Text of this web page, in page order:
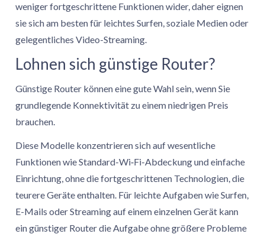
weniger fortgeschrittene Funktionen wider, daher eignen
sie sich am besten für leichtes Surfen, soziale Medien oder
gelegentliches Video-Streaming.
Lohnen sich günstige Router?
Günstige Router können eine gute Wahl sein, wenn Sie
grundlegende Konnektivität zu einem niedrigen Preis
brauchen.
Diese Modelle konzentrieren sich auf wesentliche
Funktionen wie Standard-Wi‑Fi-Abdeckung und einfache
Einrichtung, ohne die fortgeschrittenen Technologien, die
teurere Geräte enthalten. Für leichte Aufgaben wie Surfen,
E-Mails oder Streaming auf einem einzelnen Gerät kann
ein günstiger Router die Aufgabe ohne größere Probleme